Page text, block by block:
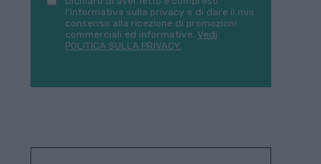
l'informativa sulla privacy e di dare il mio
consenso alla ricezione di promozioni
commerciali ed informative. Vedi
POLITICA SULLA PRIVACY.